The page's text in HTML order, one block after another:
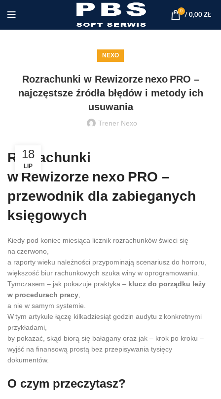
0
/ 0,00 ZŁ
NEXO
Rozrachunki w Rewizorze nexo PRO –
najczęstsze źródła błędów i metody ich
usuwania
Trener Nexo
18
LIP
Rozrachunki
w Rewizorze nexo PRO –
przewodnik dla zabieganych
księgowych
Kiedy pod koniec miesiąca licznik rozrachunków świeci się
na czerwono,
a raporty wieku należności przypominają scenariusz do horroru,
większość biur rachunkowych szuka winy w oprogramowaniu.
Tymczasem – jak pokazuje praktyka – klucz do porządku leży
w procedurach pracy
a nie w samym systemie.
W tym artykule łączę kilkadziesiąt godzin audytu z konkretnymi
przykładami,
by pokazać, skąd biorą się bałagany oraz jak – krok po kroku –
wyjść na finansową prostą bez przepisywania tysięcy
dokumentów.
O czym przeczytasz?